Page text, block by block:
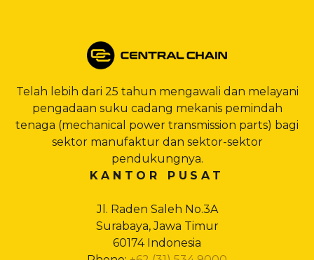
Telah lebih dari 25 tahun mengawali dan melayani
pengadaan suku cadang mekanis pemindah
tenaga (mechanical power transmission parts) bagi
sektor manufaktur dan sektor-sektor
pendukungnya.
KANTOR PUSAT
Jl. Raden Saleh No.3A
Surabaya, Jawa Timur
60174 Indonesia